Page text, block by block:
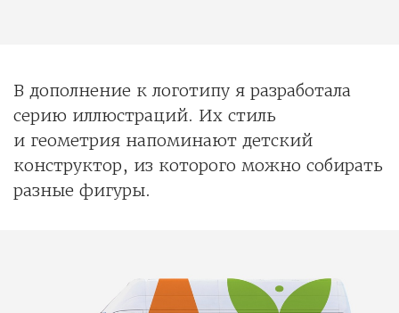
В дополнение к логотипу я разработала
серию иллюстраций. Их стиль
и геометрия напоминают детский
конструктор, из которого можно собирать
разные фигуры.